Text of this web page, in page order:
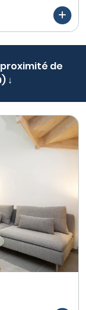
de
↓